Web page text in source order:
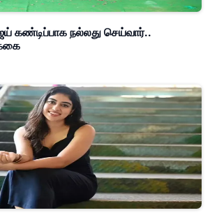
கண்டிப்பாக நல்லது செய்வார்..